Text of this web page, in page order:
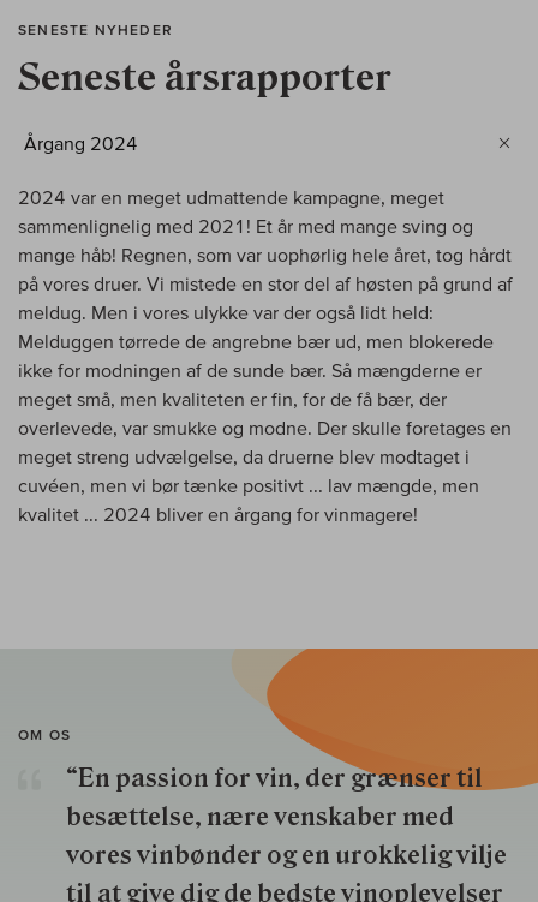
SENESTE NYHEDER
Seneste årsrapporter
Årgang 2024
2024 var en meget udmattende kampagne, meget
sammenlignelig med 2021! Et år med mange sving og
mange håb! Regnen, som var uophørlig hele året, tog hårdt
på vores druer. Vi mistede en stor del af høsten på grund af
meldug. Men i vores ulykke var der også lidt held:
Melduggen tørrede de angrebne bær ud, men blokerede
ikke for modningen af de sunde bær. Så mængderne er
meget små, men kvaliteten er fin, for de få bær, der
overlevede, var smukke og modne. Der skulle foretages en
meget streng udvælgelse, da druerne blev modtaget i
cuvéen, men vi bør tænke positivt ... lav mængde, men
kvalitet ... 2024 bliver en årgang for vinmagere!
OM OS
“En passion for vin, der grænser til
besættelse, nære venskaber med
vores vinbønder og en urokkelig vilje
til at give dig de bedste vinoplevelser